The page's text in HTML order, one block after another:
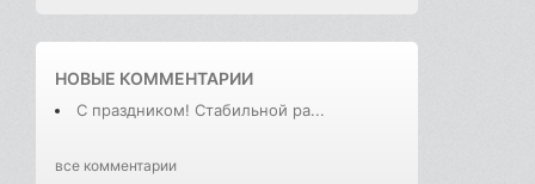
НОВЫЕ КОММЕНТАРИИ
С праздником! Стабильной ра...
все комментарии